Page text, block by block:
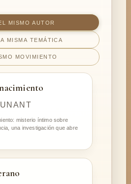
MISMO AUTOR
MISMA TEMÁTICA
MOVIMIENTO
misterio íntimo sobre
una investigación que abre